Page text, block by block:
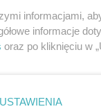
informacjami,
informacje
oraz po kliknięciu w
USTAWIENIA